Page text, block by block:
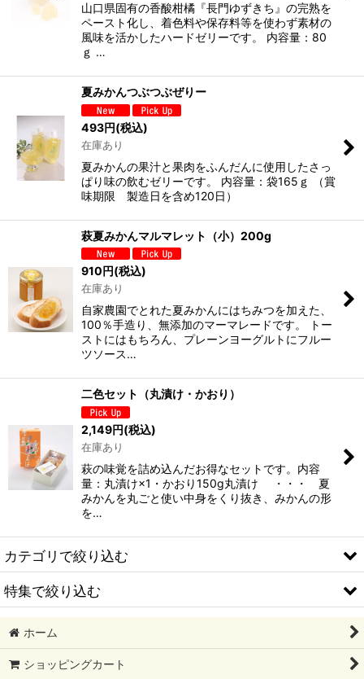
山口県固有の香酸柑橘『長門ゆずきち』の完熟を
ペースト化し、着色料や保存料等を使わず素材の
風味を活かしたハードゼリーです。 内容量：80
ｇ …
夏みかんつぶつぶぜりー
493円(税込)
在庫あり
夏みかんの果汁と果肉をふんだんに使用したさっ
ぱり味の飲むゼリーです。 内容量：袋165ｇ （賞
味期限 製造日を含め120日）
萩夏みかんマルマレット（小）200g
910円(税込)
在庫あり
自家農園でとれた夏みかんにはちみつを加えた、
100％手造り、無添加のマーマレードです。 トー
ストにはもちろん、プレーンヨーグルトにフルー
ツソース…
二色セット（丸漬け・かおり）
2,149円(税込)
在庫あり
萩の味覚を詰め込んだお得なセットです。内容
量：丸漬け×1・かおり150g丸漬け ・・・ 夏
みかんを丸ごと使い中身をくり抜き、みかんの形
を…
カテゴリで絞り込む
旬の一押商品
柑乃雫関連商品
チョコレート商品
特集で絞り込む
甘夏柑・夏みかん
ECエール便で送料無料
ホーム
ショッピングカート